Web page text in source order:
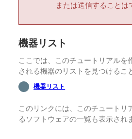
または送信することは
機器リスト
ここでは、このチュートリアルを
される機器のリストを見つけるこ
機器リスト
このリンクには、このチュートリ
るソフトウェアの一覧も表示され